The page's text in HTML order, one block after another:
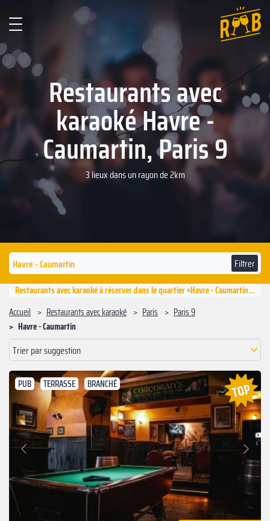
Restaurants avec
karaoké ‍Havre -
Caumartin, Paris 9
3 lieux dans un rayon de 2km
Filtrer
Restaurants avec karaoké à réserver dans le quartier «‍Havre - Caumartin», Paris 9
Accueil
Restaurants avec karaoké Paris
Paris 9
‍Havre - Caumartin
Trier par suggestion
PUB TERRASSE BRANCHÉ
Précédent
Suivant